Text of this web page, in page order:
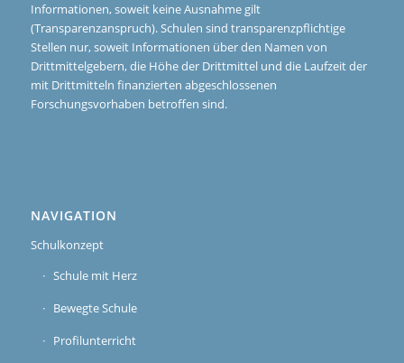
Informationen, soweit keine Ausnahme gilt
(Transparenzanspruch). Schulen sind transparenzpflichtige
Stellen nur, soweit Informationen über den Namen von
Drittmittelgebern, die Höhe der Drittmittel und die Laufzeit der
mit Drittmitteln finanzierten abgeschlossenen
Forschungsvorhaben betroffen sind.
NAVIGATION
Schulkonzept
Schule mit Herz
Bewegte Schule
Profilunterricht